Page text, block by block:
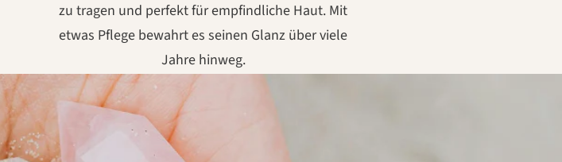
zu tragen und perfekt für empfindliche Haut. Mit
etwas Pflege bewahrt es seinen Glanz über viele
Jahre hinweg.